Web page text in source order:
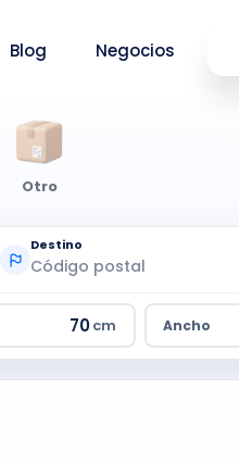
Blog Negocios
Otro
Destino
cm Ancho